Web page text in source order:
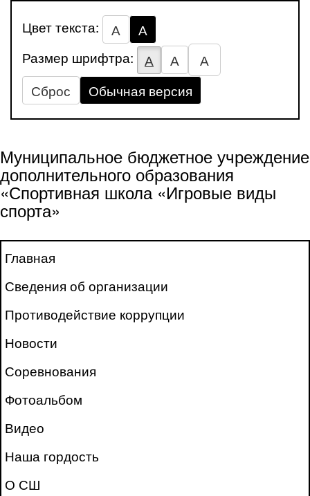
Цвет текста: А
А
Размер шрифтра:
А А
А
Сброс
Обычная версия
Муниципальное бюджетное учреждение
дополнительного образования
«Спортивная школа «Игровые виды
спорта»
Главная
Сведения об организации
Противодействие коррупции
Новости
Соревнования
Фотоальбом
Видео
Наша гордость
О СШ